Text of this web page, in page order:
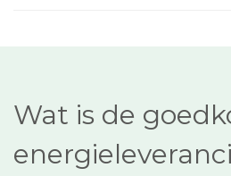
Wat is de